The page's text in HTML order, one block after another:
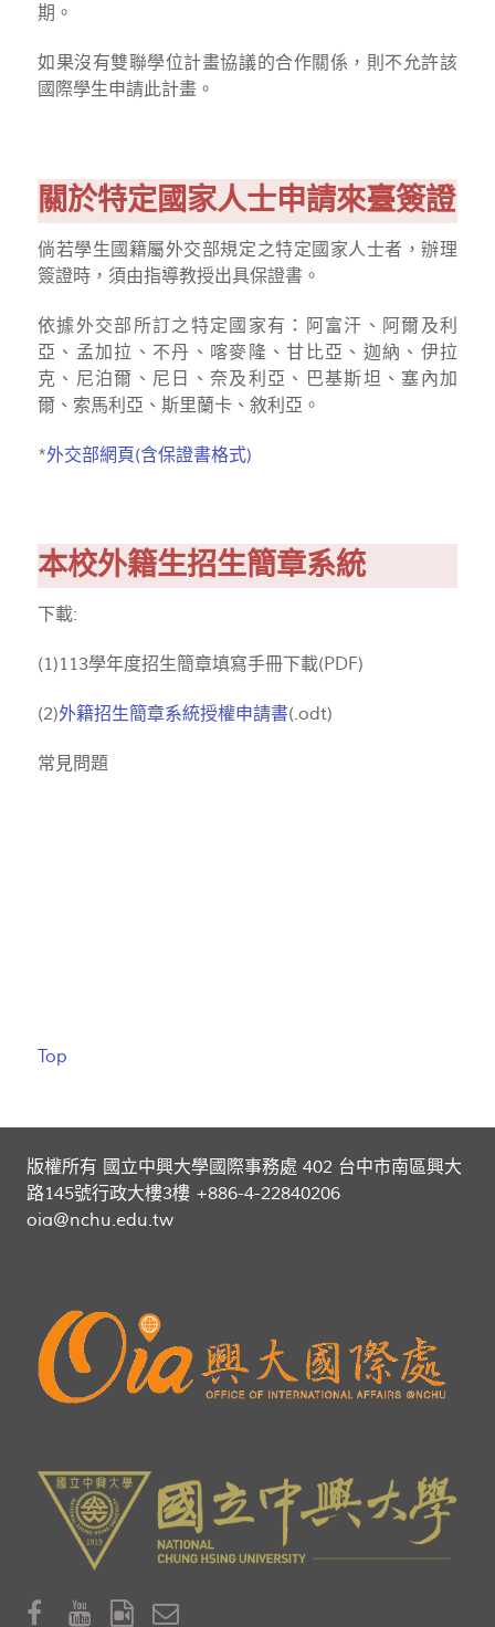
期。
如果沒有雙聯學位計畫協議的合作關係，則不允許該
國際學生申請此計畫。
關於特定國家人士申請來臺簽證
倘若學生國籍屬外交部規定之特定國家人士者，辦理
簽證時，須由指導教授出具保證書。
依據外交部所訂之特定國家有：阿富汗、阿爾及利
亞、孟加拉、不丹、喀麥隆、甘比亞、迦納、伊拉
克、尼泊爾、尼日、奈及利亞、巴基斯坦、塞內加
爾、索馬利亞、斯里蘭卡、敘利亞。
*外交部網頁(含保證書格式)
本校外籍生招生簡章系統
下載:
(1)113學年度招生簡章填寫手冊下載(PDF)
(2)外籍招生簡章系統授權申請書(.odt)
常見問題
Top
版權所有 國立中興大學國際事務處 402 台中市南區興大
路145號行政大樓3樓 +886-4-22840206
oia@nchu.edu.tw